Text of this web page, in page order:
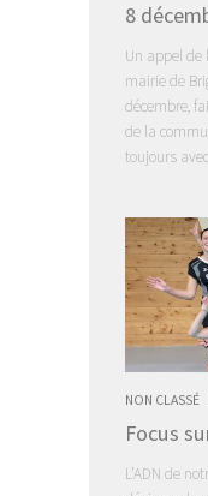
8
Un appel de
mairie de
décembre,
de la
toujours
NON CLASSÉ
Focus
L’ADN de